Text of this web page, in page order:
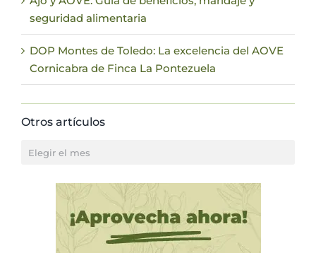
seguridad alimentaria
DOP Montes de Toledo: La excelencia del AOVE
Cornicabra de Finca La Pontezuela
Otros artículos
Otros